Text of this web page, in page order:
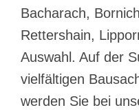
Bacharach,
Rettershain,
Auswahl. Auf der
vielfältigen
werden Sie bei